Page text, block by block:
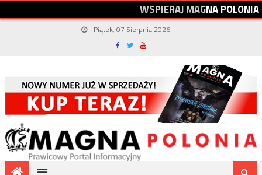
WSPIERAJMAGNAPOLONIA
Piątek, 07 Sierpnia 2026